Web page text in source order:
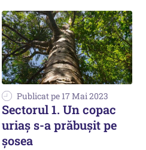
Publicat pe 17 Mai 2023
Sectorul 1. Un copac
uriaș s-a prăbușit pe
șosea